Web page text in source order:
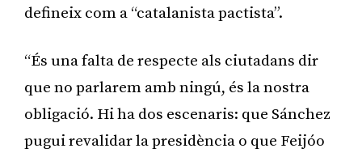
defineix com a “catalanista pactista”.
“És una falta de respecte als ciutadans dir
que no parlarem amb ningú, és la nostra
obligació. Hi ha dos escenaris: que Sánchez
pugui revalidar la presidència o que Feijóo